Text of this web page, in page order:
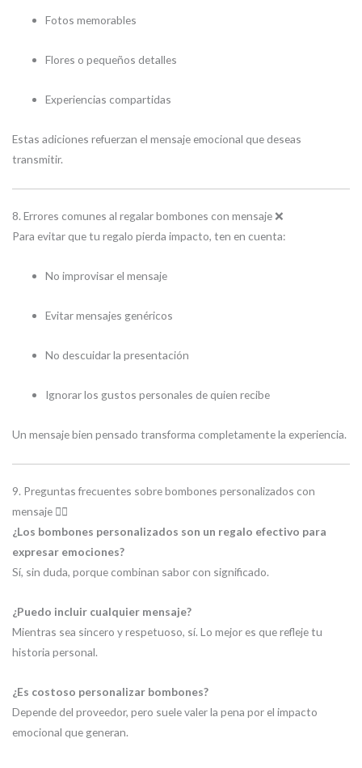
Fotos memorables
Flores o pequeños detalles
Experiencias compartidas
Estas adiciones refuerzan el mensaje emocional que deseas
transmitir.
8. Errores comunes al regalar bombones con mensaje ❌
Para evitar que tu regalo pierda impacto, ten en cuenta:
No improvisar el mensaje
Evitar mensajes genéricos
No descuidar la presentación
Ignorar los gustos personales de quien recibe
Un mensaje bien pensado transforma completamente la experiencia.
9. Preguntas frecuentes sobre bombones personalizados con
mensaje ❤️‍🔥
¿Los bombones personalizados son un regalo efectivo para
expresar emociones?
Sí, sin duda, porque combinan sabor con significado.
¿Puedo incluir cualquier mensaje?
Mientras sea sincero y respetuoso, sí. Lo mejor es que refleje tu
historia personal.
¿Es costoso personalizar bombones?
Depende del proveedor, pero suele valer la pena por el impacto
emocional que generan.